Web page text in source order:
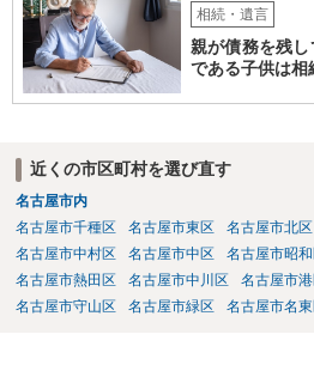
相続・遺言
親が債務を残
である子供は相
近くの市区町村を選び直す
名古屋市内
名古屋市千種区
名古屋市東区 名古屋市北区
名古屋市中村区
名古屋市中区 名古屋市昭
名古屋市熱田区
名古屋市中川区 名古屋市
名古屋市守山区
名古屋市緑区 名古屋市名